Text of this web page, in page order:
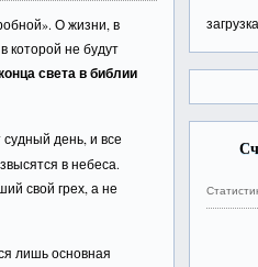
О жизни, в
которой не будут
света в библии
день, и все
в небеса.
свой грех, а не
лишь основная